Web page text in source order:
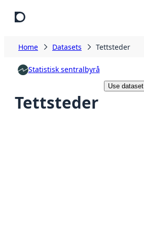
Home Datasets Tettsteder
Statistisk sentralbyrå
Tettsteder
Use dataset